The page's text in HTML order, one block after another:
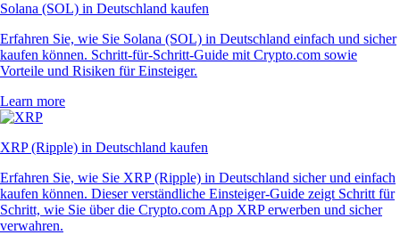
Solana (SOL) in Deutschland kaufen
Erfahren Sie, wie Sie Solana (SOL) in Deutschland einfach und sicher
kaufen können. Schritt-für-Schritt-Guide mit Crypto.com sowie
Vorteile und Risiken für Einsteiger.
Learn more
XRP (Ripple) in Deutschland kaufen
Erfahren Sie, wie Sie XRP (Ripple) in Deutschland sicher und einfach
kaufen können. Dieser verständliche Einsteiger-Guide zeigt Schritt für
Schritt, wie Sie über die Crypto.com App XRP erwerben und sicher
verwahren.